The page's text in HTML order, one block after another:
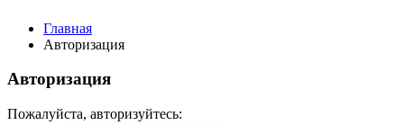
Главная
Авторизация
Авторизация
Пожалуйста, авторизуйтесь: